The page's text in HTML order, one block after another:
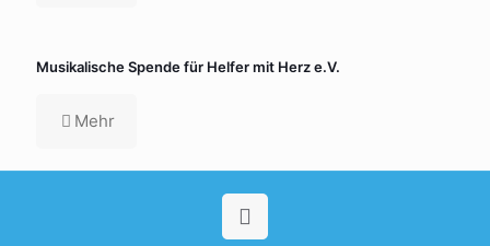
Musikalische Spende für Helfer mit Herz e.V.
Mehr